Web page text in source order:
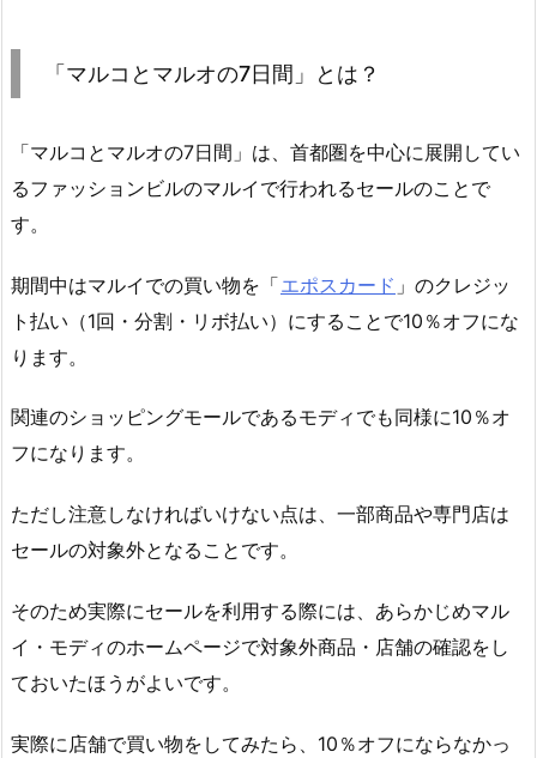
「マルコとマルオの7日間」とは？
「マルコとマルオの7日間」は、首都圏を中心に展開してい
るファッションビルのマルイで行われるセールのことで
す。
期間中はマルイでの買い物を「エポスカード 」のクレジッ
ト払い（1回・分割・リボ払い）にすることで10％オフにな
ります。
関連のショッピングモールであるモディでも同様に10％オ
フになります。
ただし注意しなければいけない点は、一部商品や専門店は
セールの対象外となることです。
そのため実際にセールを利用する際には、あらかじめマル
イ・モディのホームページで対象外商品・店舗の確認をし
ておいたほうがよいです。
実際に店舗で買い物をしてみたら、10％オフにならなかっ